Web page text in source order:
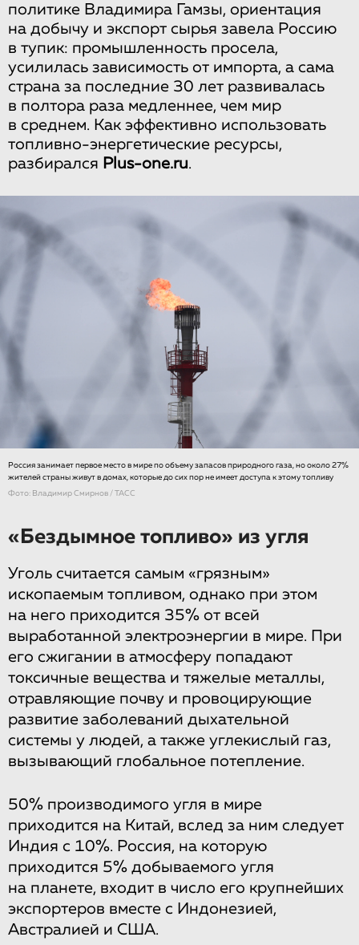
политике Владимира Гамзы, ориентация
на добычу и экспорт сырья завела Россию
в тупик: промышленность просела,
усилилась зависимость от импорта, а сама
страна за последние 30 лет развивалась
в полтора раза медленнее, чем мир
в среднем. Как эффективно использовать
топливно-энергетические ресурсы,
разбирался Plus-one.ru.
Россия занимает первое место в мире по объему запасов природного газа, но около 27%
жителей страны живут в домах, которые до сих пор не имеет доступа к этому топливу
Фото: Владимир Смирнов / ТАСС
«Бездымное топливо» из угля
Уголь считается самым «грязным»
ископаемым топливом, однако при этом
на него приходится 35% от всей
выработанной электроэнергии в мире. При
его сжигании в атмосферу попадают
токсичные вещества и тяжелые металлы,
отравляющие почву и провоцирующие
развитие заболеваний дыхательной
системы у людей, а также углекислый газ,
вызывающий глобальное потепление.
50% производимого угля в мире
приходится на Китай, вслед за ним следует
Индия с 10%. Россия, на которую
приходится 5% добываемого угля
на планете, входит в число его крупнейших
экспортеров вместе с Индонезией,
Австралией и США.